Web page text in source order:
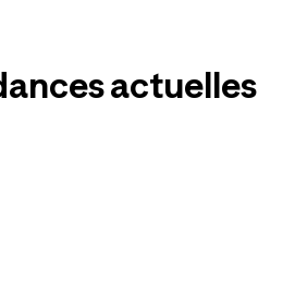
actuelles